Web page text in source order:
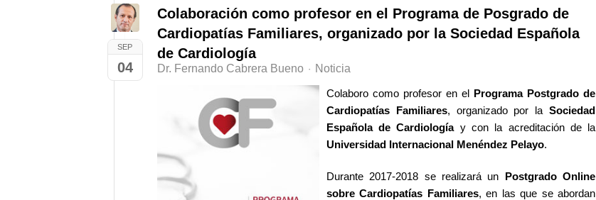
SEP
04
Colaboración como profesor en el Programa de Posgrado de
Cardiopatías Familiares, organizado por la Sociedad Española
de Cardiología
Dr. Fernando Cabrera Bueno Noticia
Colaboro como profesor en el
Programa Postgrado de
Cardiopatías Familiares, organizado por laSociedad
Española de Cardiologíay con la acreditación de la
Universidad Internacional Menéndez Pelayo.
Durante 2017-2018 se realizará un
Postgrado Online
sobre Cardiopatías Familiares, en las que se abordan